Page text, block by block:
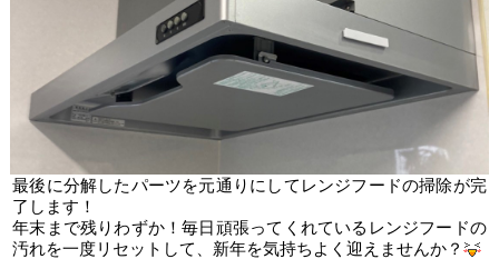
最後に分解したパーツを元通りにしてレンジフードの掃除が完
了します！
年末まで残りわずか！毎日頑張ってくれているレンジフードの
汚れを一度リセットして、新年を気持ちよく迎えませんか？